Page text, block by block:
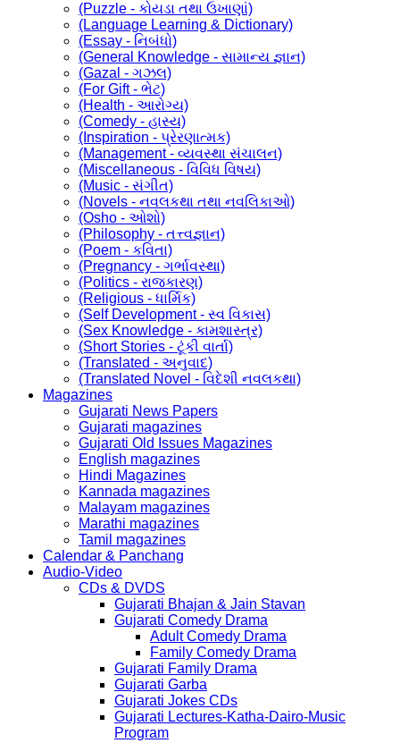
(Puzzle - કોયડા તથા ઉખાણાં)
(Language Learning & Dictionary)
(Essay - નિબંધો)
(General Knowledge - સામાન્ય જ્ઞાન)
(Gazal - ગઝલ)
(For Gift - ભેટ)
(Health - આરોગ્ય)
(Comedy - હાસ્ય)
(Inspiration - પ્રેરણાત્મક)
(Management - વ્યવસ્થા સંચાલન)
(Miscellaneous - વિવિધ વિષય)
(Music - સંગીત)
(Novels - નવલકથા તથા નવલિકાઓ)
(Osho - ઓશો)
(Philosophy - તત્ત્વજ્ઞાન)
(Poem - કવિતા)
(Pregnancy - ગર્ભાવસ્થા)
(Politics - રાજકારણ)
(Religious - ધાર્મિક)
(Self Development - સ્વ વિકાસ)
(Sex Knowledge - કામશાસ્ત્ર)
(Short Stories - ટૂંકી વાર્તા)
(Translated - અનુવાદ)
(Translated Novel - વિદેશી નવલકથા)
Magazines
Gujarati News Papers
Gujarati magazines
Gujarati Old Issues Magazines
English magazines
Hindi Magazines
Kannada magazines
Malayam magazines
Marathi magazines
Tamil magazines
Calendar & Panchang
Audio-Video
CDs & DVDS
Gujarati Bhajan & Jain Stavan
Gujarati Comedy Drama
Adult Comedy Drama
Family Comedy Drama
Gujarati Family Drama
Gujarati Garba
Gujarati Jokes CDs
Gujarati Lectures-Katha-Dairo-Music
Program